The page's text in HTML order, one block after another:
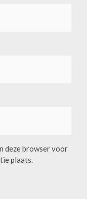
deze browser voor
plaats.